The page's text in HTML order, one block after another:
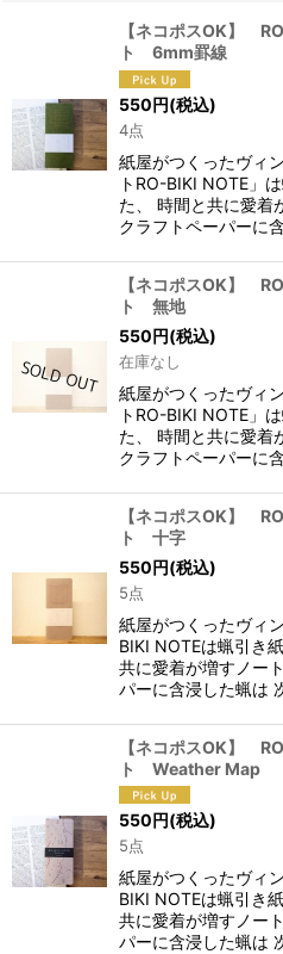
【ネコポスOK】
ト 6mm罫線
550円(税込)
4点
紙屋がつくったヴィ
トRO-BIKI NOTE」
た、 時間と共に愛着
クラフトペーパーに
【ネコポスOK】
ト 無地
550円(税込)
在庫なし
紙屋がつくったヴィ
トRO-BIKI NOTE」
た、 時間と共に愛着
クラフトペーパーに
【ネコポスOK】
ト 十字
550円(税込)
5点
紙屋がつくったヴィ
BIKI NOTEは蝋引き
共に愛着が増すノー
パーに含浸した蝋は
【ネコポスOK】
ト Weather Map
550円(税込)
5点
紙屋がつくったヴィ
BIKI NOTEは蝋引き
共に愛着が増すノー
パーに含浸した蝋は